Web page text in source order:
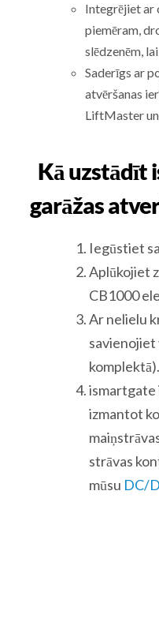
Integrējiet ar
piemēram,
slēdzenēm,
Saderīgs ar
atvēršanas
LiftMaster
Kā uzstādīt
garāžas
Iegūstiet
Aplūkojiet
CB1000
Ar nelielu
komplektā).
ismartgate
izmantot
strāvas
mūsu DC/